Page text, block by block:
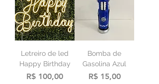
Letreiro de led
Happy Birthday
Preço
R$ 100,00
Bomba de
Gasolina Azul
Preço
R$ 15,00